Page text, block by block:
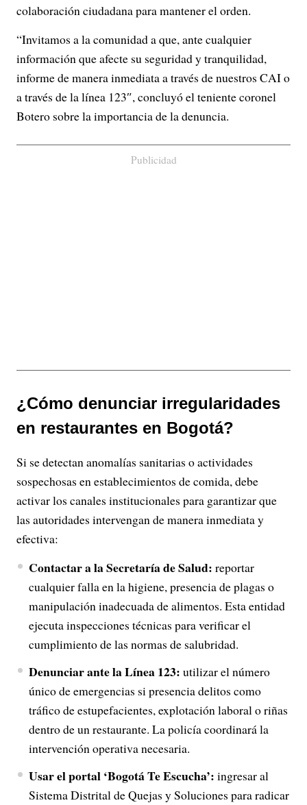
colaboración ciudadana para mantener el orden.
“Invitamos a la comunidad a que, ante cualquier
información que afecte su seguridad y tranquilidad,
informe de manera inmediata a través de nuestros CAI o
a través de la línea 123″, concluyó el teniente coronel
Botero sobre la importancia de la denuncia.
Publicidad
¿Cómo denunciar irregularidades
en restaurantes en Bogotá?
Si se detectan anomalías sanitarias o actividades
sospechosas en establecimientos de comida, debe
activar los canales institucionales para garantizar que
las autoridades intervengan de manera inmediata y
efectiva:
Contactar a la Secretaría de Salud: reportar
cualquier falla en la higiene, presencia de plagas o
manipulación inadecuada de alimentos. Esta entidad
ejecuta inspecciones técnicas para verificar el
cumplimiento de las normas de salubridad.
Denunciar ante la Línea 123: utilizar el número
único de emergencias si presencia delitos como
tráfico de estupefacientes, explotación laboral o riñas
dentro de un restaurante. La policía coordinará la
intervención operativa necesaria.
Usar el portal ‘Bogotá Te Escucha’: ingresar al
Sistema Distrital de Quejas y Soluciones para radicar